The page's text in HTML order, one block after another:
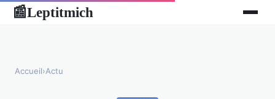
📰Leptitmich
Accueil›Actu